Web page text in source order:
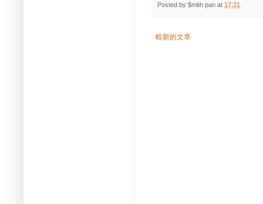
Posted by $mith pan at 17:21
較新的文章